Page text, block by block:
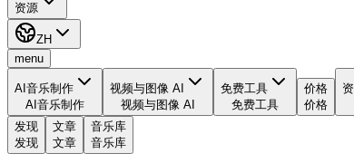
资源
ZH
menu
AI音乐制作
AI音乐制作
视频与图像 AI
视频与图像 AI
免费工具
免费工具
价格
价格
发现
发现
文章
文章
音乐库
音乐库